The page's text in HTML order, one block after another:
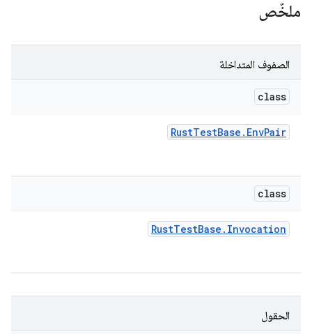
ملخّص
الصفوف المتداخلة
class
RustTestBase . EnvPair
class
RustTestBase . Invocation
الحقول